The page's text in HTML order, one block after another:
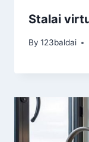
Stalai
By 123baldai